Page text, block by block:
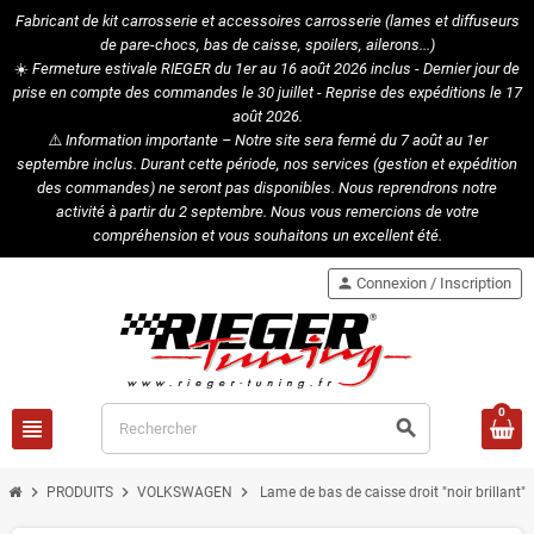
Fabricant de kit carrosserie et accessoires carrosserie (lames et diffuseurs
de pare-chocs, bas de caisse, spoilers, ailerons...)
☀️ Fermeture estivale RIEGER du 1er au 16 août 2026 inclus - Dernier jour de
prise en compte des commandes le 30 juillet - Reprise des expéditions le 17
août 2026.
⚠️Information importante – Notre site sera fermé du 7 août au 1er
septembre inclus. Durant cette période, nos services (gestion et expédition
des commandes) ne seront pas disponibles. Nous reprendrons notre
activité à partir du 2 septembre. Nous vous remercions de votre
compréhension et vous souhaitons un excellent été.
view_headline search
person Connexion / Inscription
0
chevron_right PRODUITS chevron_right VOLKSWAGEN chevron_right Lame de bas de caisse droit "noir brillant"